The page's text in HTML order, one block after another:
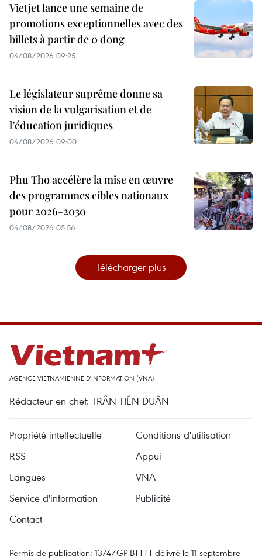
Vietjet lance une semaine de
promotions exceptionnelles avec des
billets à partir de 0 dong
04/08/2026 09:25
Le législateur suprême donne sa
vision de la vulgarisation et de
l’éducation juridiques
04/08/2026 09:00
Phu Tho accélère la mise en œuvre
des programmes cibles nationaux
pour 2026-2030
04/08/2026 05:56
Télécharger plus
AGENCE VIETNAMIENNE D'INFORMATION (VNA)
Rédacteur en chef: TRÂN TIÊN DUÂN
Propriété intellectuelle
Conditions d'utilisation
RSS
Appui
Langues
VNA
Service d'information
Publicité
Contact
Permis de publication: 1374/GP-BTTTT délivré le 11 septembre